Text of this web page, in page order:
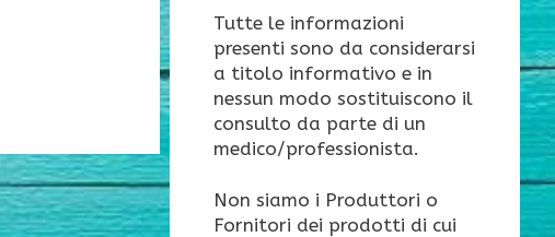
Tutte le informazioni
presenti sono da considerarsi
a titolo informativo e in
nessun modo sostituiscono il
consulto da parte di un
medico/professionista.
Non siamo i Produttori o
Fornitori dei prodotti di cui